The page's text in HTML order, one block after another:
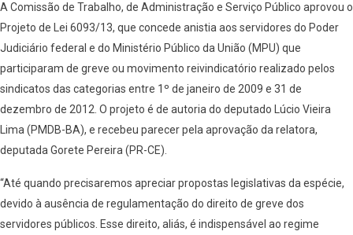
A Comissão de Trabalho, de Administração e Serviço Público aprovou o
Projeto de Lei 6093/13, que concede anistia aos servidores do Poder
Judiciário federal e do Ministério Público da União (MPU) que
participaram de greve ou movimento reivindicatório realizado pelos
sindicatos das categorias entre 1º de janeiro de 2009 e 31 de
dezembro de 2012. O projeto é de autoria do deputado Lúcio Vieira
Lima (PMDB-BA), e recebeu parecer pela aprovação da relatora,
deputada Gorete Pereira (PR-CE).
“Até quando precisaremos apreciar propostas legislativas da espécie,
devido à ausência de regulamentação do direito de greve dos
servidores públicos. Esse direito, aliás, é indispensável ao regime